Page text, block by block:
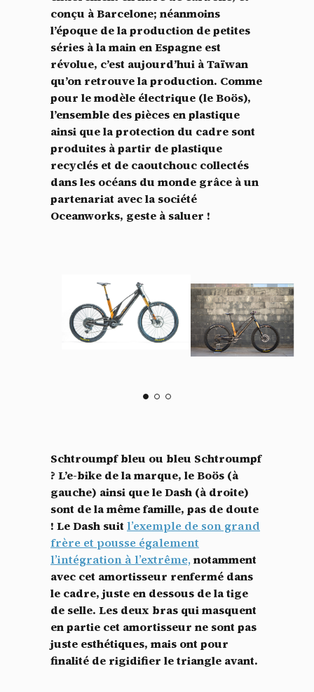
conçu à Barcelone; néanmoins
l’époque de la production de petites
séries à la main en Espagne est
révolue, c’est aujourd’hui à Taïwan
qu’on retrouve la production. Comme
pour le modèle électrique (le Boös),
l’ensemble des pièces en plastique
ainsi que la protection du cadre sont
produites à partir de plastique
recyclés et de caoutchouc collectés
dans les océans du monde grâce à un
partenariat avec la société
Oceanworks, geste à saluer !
Schtroumpf bleu ou bleu Schtroumpf
? L’e-bike de la marque, le Boös (à
gauche) ainsi que le Dash (à droite)
sont de la même famille, pas de doute
! Le Dash suitl’exemple de son grand
frère et pousse également
l’intégration à l’extrême, notamment
avec cet amortisseur renfermé dans
le cadre, juste en dessous de la tige
de selle. Les deux bras qui masquent
en partie cet amortisseur ne sont pas
juste esthétiques, mais ont pour
finalité de rigidifier le triangle avant.